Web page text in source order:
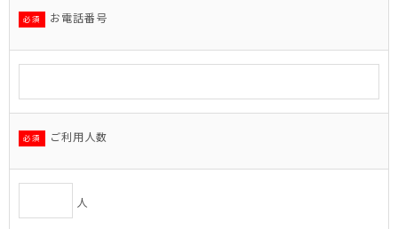
必須 お電話番号
必須 ご利用人数
人